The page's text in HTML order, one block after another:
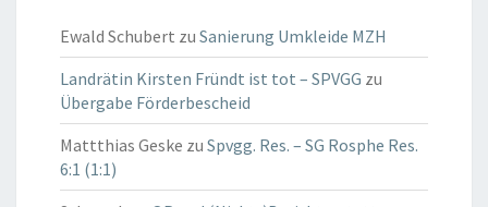
Ewald Schubert zu Sanierung Umkleide MZH
Landrätin Kirsten Fründt ist tot – SPVGG zu
Übergabe Förderbescheid
Mattthias Geske zu Spvgg. Res. – SG Rosphe Res.
6:1 (1:1)